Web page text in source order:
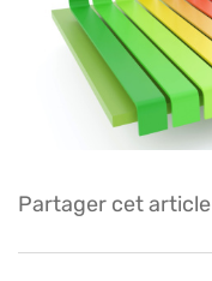
Partager cet article